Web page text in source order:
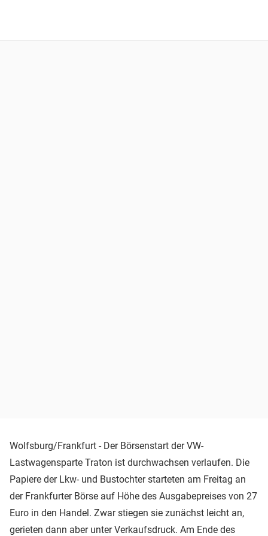
Wolfsburg/Frankfurt - Der Börsenstart der VW-
Lastwagensparte Traton ist durchwachsen verlaufen. Die
Papiere der Lkw- und Bustochter starteten am Freitag an
der Frankfurter Börse auf Höhe des Ausgabepreises von 27
Euro in den Handel. Zwar stiegen sie zunächst leicht an,
gerieten dann aber unter Verkaufsdruck. Am Ende des